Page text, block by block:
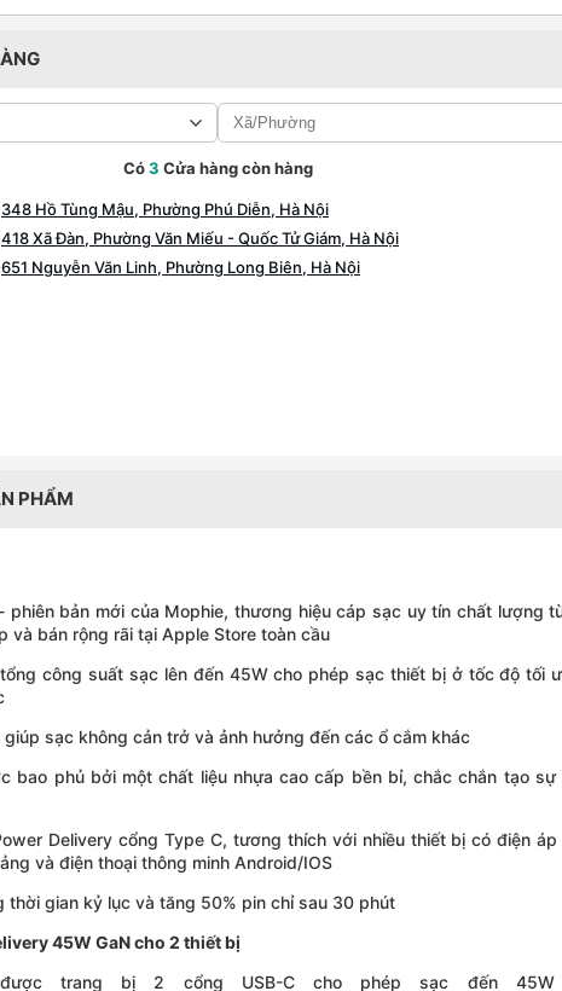
Có3 Cửa hàng còn hàng
348 Hồ Tùng Mậu, Phường Phú Diễn, Hà Nội
418 Xã Đàn, Phường Văn Miếu - Quốc Tử Giám, Hà Nội
651 Nguyễn Văn Linh, Phường Long Biên, Hà Nội
PHẨM
phiên bản mới của Mophie, thương hiệu cáp sạc uy tín chất lượng
và bán rộng rãi tại Apple Store toàn cầu
công suất sạc lên đến 45W cho phép sạc thiết bị ở tốc độ tối
sạc không cản trở và ảnh hưởng đến các ổ cắm khác
bao phủ bởi một chất liệu nhựa cao cấp bền bỉ, chắc chắn tạo sự
Delivery cổng Type C, tương thích với nhiều thiết bị có điện áp
và điện thoại thông minh Android/IOS
thời gian kỷ lục và tăng 50% pin chỉ sau 30 phút
45W GaN cho 2 thiết bị
trang bị 2 cổng USB-C cho phép sạc đến 45W